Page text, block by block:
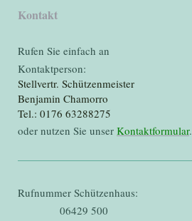
Kontakt
Rufen Sie einfach an
Kontaktperson:
Stellvertr. Schützenmeister
Benjamin Chamorro
Tel.: 0176 63288275
oder nutzen Sie unser Kontaktformular.
Rufnummer Schützenhaus:
06429 500